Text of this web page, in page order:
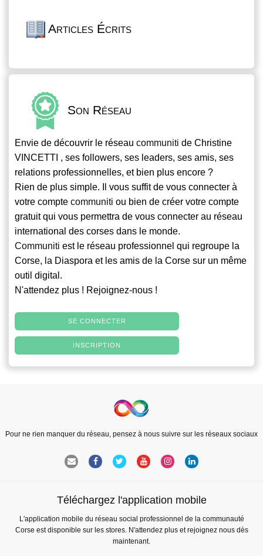
Articles Écrits
Son Réseau
Envie de découvrir le réseau communiti de Christine
VINCETTI , ses followers, ses leaders, ses amis, ses
relations professionnelles, et bien plus encore ?
Rien de plus simple. Il vous suffit de vous connecter à
votre compte communiti ou bien de créer votre compte
gratuit qui vous permettra de vous connecter au réseau
international des corses dans le monde.
Communiti est le réseau professionnel qui regroupe la
Corse, la Diaspora et les amis de la Corse sur un même
outil digital.
N'attendez plus ! Rejoignez-nous !
SE CONNECTER
INSCRIPTION
Pour ne rien manquer du réseau, pensez à nous suivre sur les réseaux sociaux
Téléchargez l'application mobile
L'application mobile du réseau social professionnel de la communauté
Corse est disponible sur les stores. N'attendez plus et rejoignez nous dès
maintenant.